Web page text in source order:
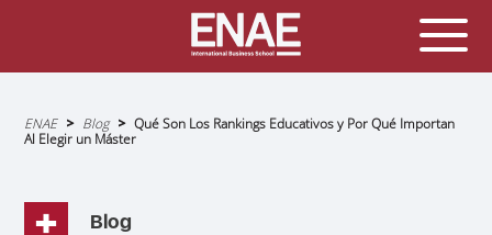
Sobrescribir
enlaces
de
navegación
ENAE Blog
Qué Son Los Rankings Educativos y Por Qué Importan
Al Elegir un Máster
Blog